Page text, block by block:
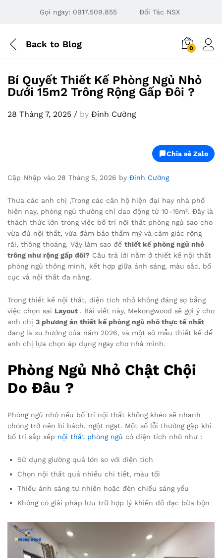
Gọi ngay: 0917.509.855 Đối Tác NSX
Back to Blog 0
Bí Quyết Thiết Kế Phòng Ngủ Nhỏ
Dưới 15m2 Trông Rộng Gấp Đôi ?
28 Tháng 7, 2025 / by Đinh Cường
Chia sẻ Zalo
Cập Nhập vào 28 Tháng 5, 2026 by Đinh Cường
Thưa các anh chị ,Trong các căn hộ hiện đại hay nhà phố
hiện nay, phòng ngủ thường chỉ dao động từ 10–15m². Đây là
thách thức lớn trong việc bố trí nội thất phòng ngủ sao cho
vừa đủ nội thất, vừa đảm bảo thẩm mỹ và cảm giác rộng
rãi, thông thoáng. Vậy làm sao để thiết kế phòng ngủ nhỏ
trông như rộng gấp đôi? Câu trả lời nằm ở thiết kế nội thất
phòng ngủ thông minh, kết hợp giữa ánh sáng, màu sắc, bố
cục và nội thất đa năng.
Trong thiết kế nội thất, diện tích nhỏ không đáng sợ bằng
việc chọn sai Layout . Bài viết này, Mekongwood sẽ gợi ý cho
anh chị 3 phương án thiết kế phòng ngủ nhỏ thực tế nhất
đang là xu hướng của năm 2026, và một sô mẫu thiết kế để
anh chị lựa chọn áp dụng ngay cho nhà mình.
Phòng Ngủ Nhỏ Chật Chội
Do Đâu ?
Phòng ngủ nhỏ nếu bố trí nội thất không khéo sẽ nhanh
chóng trở nên bí bách, ngột ngạt. Một số lỗi thường gặp khi
bố trí sắp xếp nội thất phòng ngủ có diện tích nhỏ như :
Sử dụng giường quá lớn so với diện tích
Chọn nội thất quá nhiều chi tiết, màu tối
Thiếu ánh sáng tự nhiên hoặc đèn chiếu sáng yếu
Không có giải pháp lưu trữ hợp lý khiến đồ đạc bừa bộn